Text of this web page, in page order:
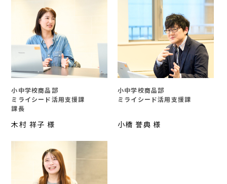
小中学校商品部
ミライシード活用支援課
課長
木村 祥子 様
小中学校商品部
ミライシード活用支援課
小橋 誉典 様